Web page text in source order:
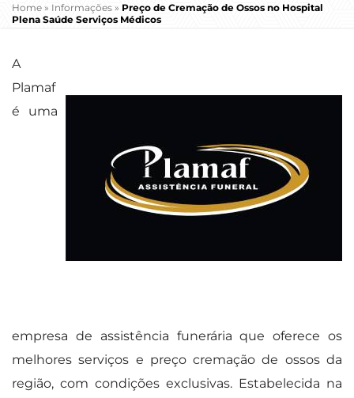
Home » Informações » Preço de Cremação de Ossos no Hospital
Plena Saúde Serviços Médicos
A
Plamaf
é uma
empresa de assistência funerária que oferece os
melhores serviços e preço cremação de ossos da
região, com condições exclusivas. Estabelecida na